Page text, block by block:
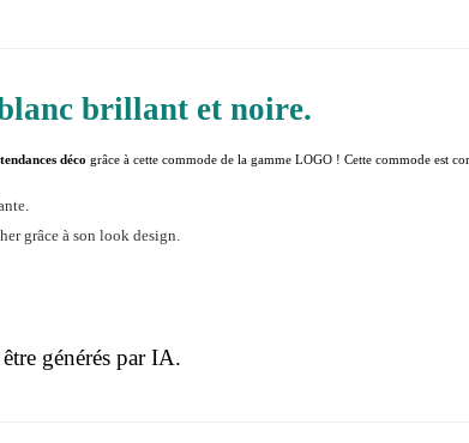
brillant et noire.
tendances déco grâce à cette commode de la gamme LOGO ! Cette commode est
grâce à son look design.
générés par IA.